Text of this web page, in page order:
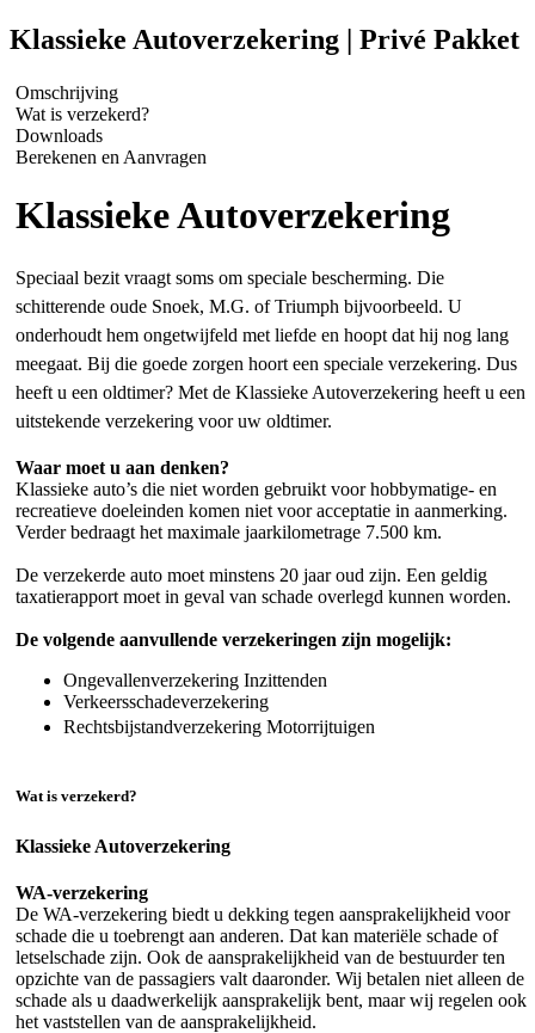
Klassieke Autoverzekering | Privé Pakket
Omschrijving
Wat is verzekerd?
Downloads
Berekenen en Aanvragen
Klassieke Autoverzekering
Speciaal bezit vraagt soms om speciale bescherming. Die
schitterende oude Snoek, M.G. of Triumph bijvoorbeeld. U
onderhoudt hem ongetwijfeld met liefde en hoopt dat hij nog lang
meegaat. Bij die goede zorgen hoort een speciale verzekering. Dus
heeft u een oldtimer? Met de Klassieke Autoverzekering heeft u een
uitstekende verzekering voor uw oldtimer.
Waar moet u aan denken?
Klassieke auto’s die niet worden gebruikt voor hobbymatige- en
recreatieve doeleinden komen niet voor acceptatie in aanmerking.
Verder bedraagt het maximale jaarkilometrage 7.500 km.
De verzekerde auto moet minstens 20 jaar oud zijn. Een geldig
taxatierapport moet in geval van schade overlegd kunnen worden.
De volgende aanvullende verzekeringen zijn mogelijk:
Ongevallenverzekering Inzittenden
Verkeersschadeverzekering
Rechtsbijstandverzekering Motorrijtuigen
Wat is verzekerd?
Klassieke Autoverzekering
WA-verzekering
De WA-verzekering biedt u dekking tegen aansprakelijkheid voor
schade die u toebrengt aan anderen. Dat kan materiële schade of
letselschade zijn. Ook de aansprakelijkheid van de bestuurder ten
opzichte van de passagiers valt daaronder. Wij betalen niet alleen de
schade als u daadwerkelijk aansprakelijk bent, maar wij regelen ook
het vaststellen van de aansprakelijkheid.